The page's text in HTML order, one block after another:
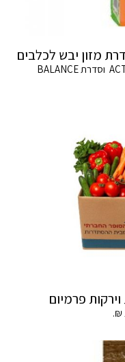
מזון יבש לכלבים
פרמיום